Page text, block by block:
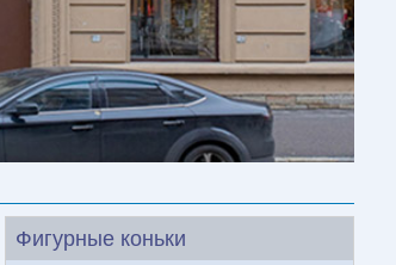
Фигурные коньки